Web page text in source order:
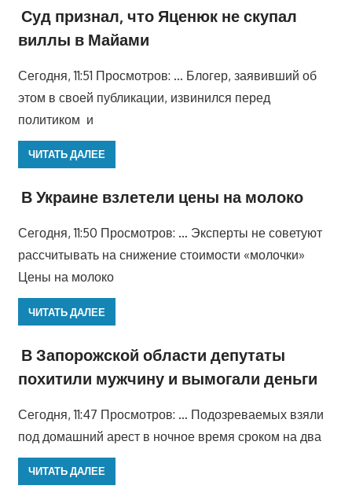
Суд признал, что Яценюк не скупал
виллы в Майами
Сегодня, 11:51 Просмотров: … Блогер, заявивший об
этом в своей публикации, извинился перед
политиком и
ЧИТАТЬ ДАЛЕЕ
В Украине взлетели цены на молоко
Сегодня, 11:50 Просмотров: … Эксперты не советуют
рассчитывать на снижение стоимости «молочки»
Цены на молоко
ЧИТАТЬ ДАЛЕЕ
В Запорожской области депутаты
похитили мужчину и вымогали деньги
Сегодня, 11:47 Просмотров: … Подозреваемых взяли
под домашний арест в ночное время сроком на два
ЧИТАТЬ ДАЛЕЕ